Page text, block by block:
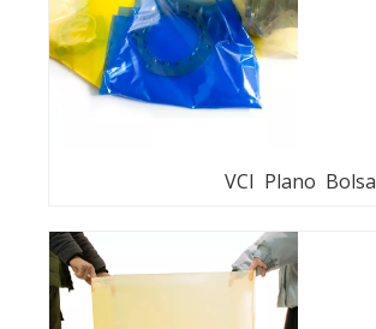
VCI Plano Bolsa